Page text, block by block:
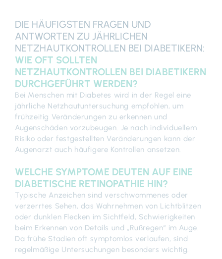
DIE HÄUFIGSTEN FRAGEN UND
ANTWORTEN ZU JÄHRLICHEN
NETZHAUTKONTROLLEN BEI DIABETIKERN:
WIE OFT SOLLTEN
NETZHAUTKONTROLLEN BEI DIABETIKERN
DURCHGEFÜHRT WERDEN?
Bei Menschen mit Diabetes wird in der Regel eine
jährliche Netzhautuntersuchung empfohlen, um
frühzeitig Veränderungen zu erkennen und
Augenschäden vorzubeugen. Je nach individuellem
Risiko oder festgestellten Veränderungen kann der
Augenarzt auch häufigere Kontrollen ansetzen.
WELCHE SYMPTOME DEUTEN AUF EINE
DIABETISCHE RETINOPATHIE HIN?
Typische Anzeichen sind verschwommenes oder
verzerrtes Sehen, das Wahrnehmen von Lichtblitzen
oder dunklen Flecken im Sichtfeld, Schwierigkeiten
beim Erkennen von Details und „Rußregen“ im Auge.
Da frühe Stadien oft symptomlos verlaufen, sind
regelmäßige Untersuchungen besonders wichtig.